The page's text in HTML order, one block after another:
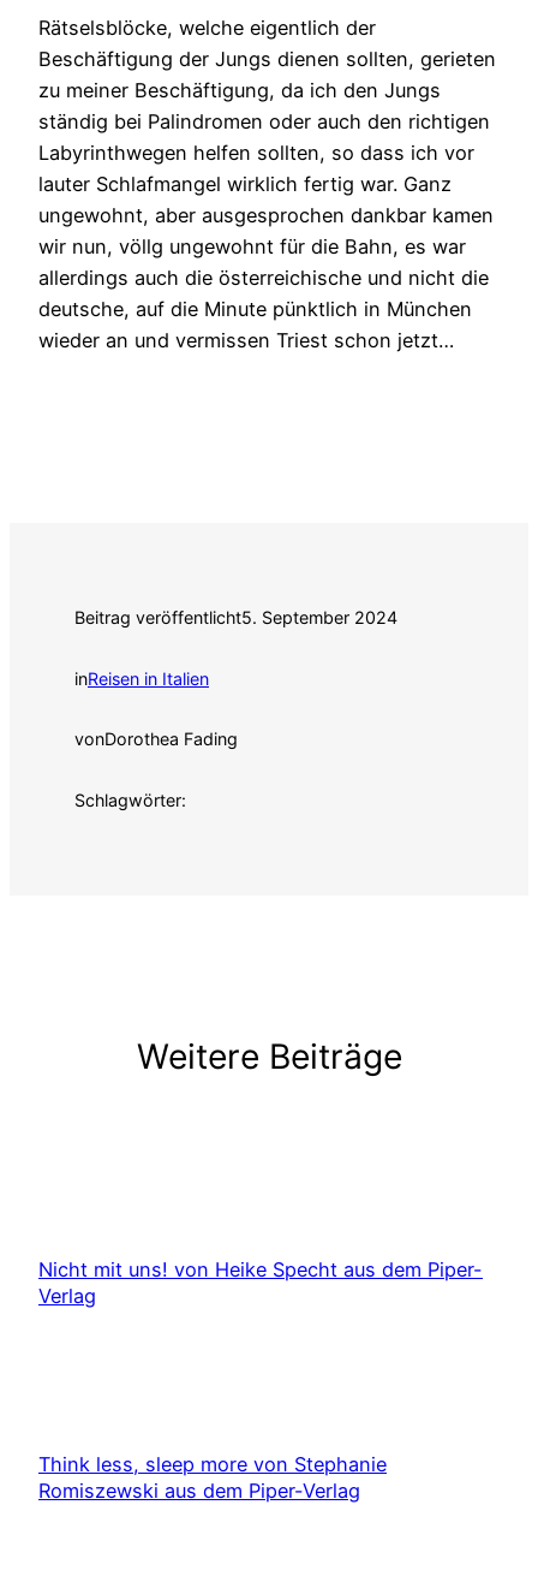
Rätselsblöcke, welche eigentlich der
Beschäftigung der Jungs dienen sollten, gerieten
zu meiner Beschäftigung, da ich den Jungs
ständig bei Palindromen oder auch den richtigen
Labyrinthwegen helfen sollten, so dass ich vor
lauter Schlafmangel wirklich fertig war. Ganz
ungewohnt, aber ausgesprochen dankbar kamen
wir nun, völlg ungewohnt für die Bahn, es war
allerdings auch die österreichische und nicht die
deutsche, auf die Minute pünktlich in München
wieder an und vermissen Triest schon jetzt…
Beitrag veröffentlicht5. September 2024
inReisen in Italien
vonDorothea Fading
Schlagwörter:
Weitere Beiträge
Nicht mit uns! von Heike Specht aus dem Piper-
Verlag
Think less, sleep more von Stephanie
Romiszewski aus dem Piper-Verlag